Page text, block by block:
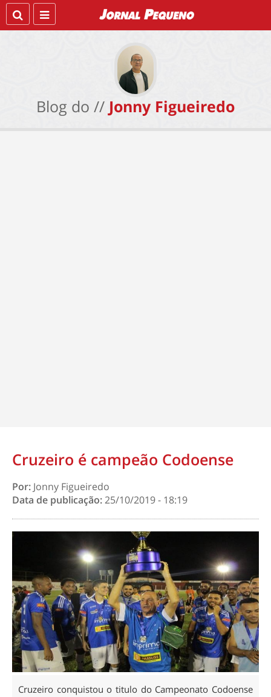
Blog do // Jonny Figueiredo
Cruzeiro é campeão Codoense
Por: Jonny Figueiredo
Data de publicação:25/10/2019 - 18:19
Cruzeiro conquistou o titulo do Campeonato Codoense